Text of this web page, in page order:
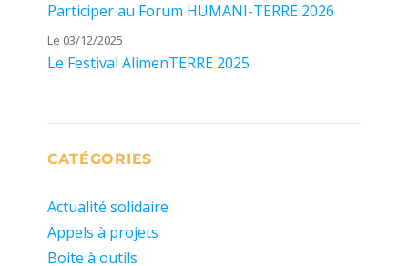
Participer au Forum HUMANI-TERRE 2026
Le 03/12/2025
Le Festival AlimenTERRE 2025
CATÉGORIES
Actualité solidaire
Appels à projets
Boite à outils